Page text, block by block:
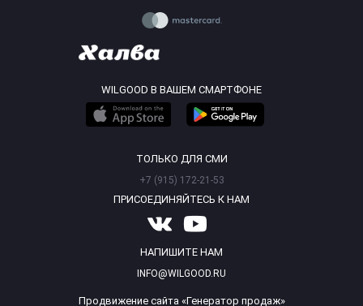
WILGOOD В ВАШЕМ СМАРТФОНЕ
ТОЛЬКО ДЛЯ СМИ
+7 (915) 172-21-53
ПРИСОЕДИНЯЙТЕСЬ К НАМ
НАПИШИТЕ НАМ
INFO@WILGOOD.RU
Продвижение сайта «Генератор продаж»